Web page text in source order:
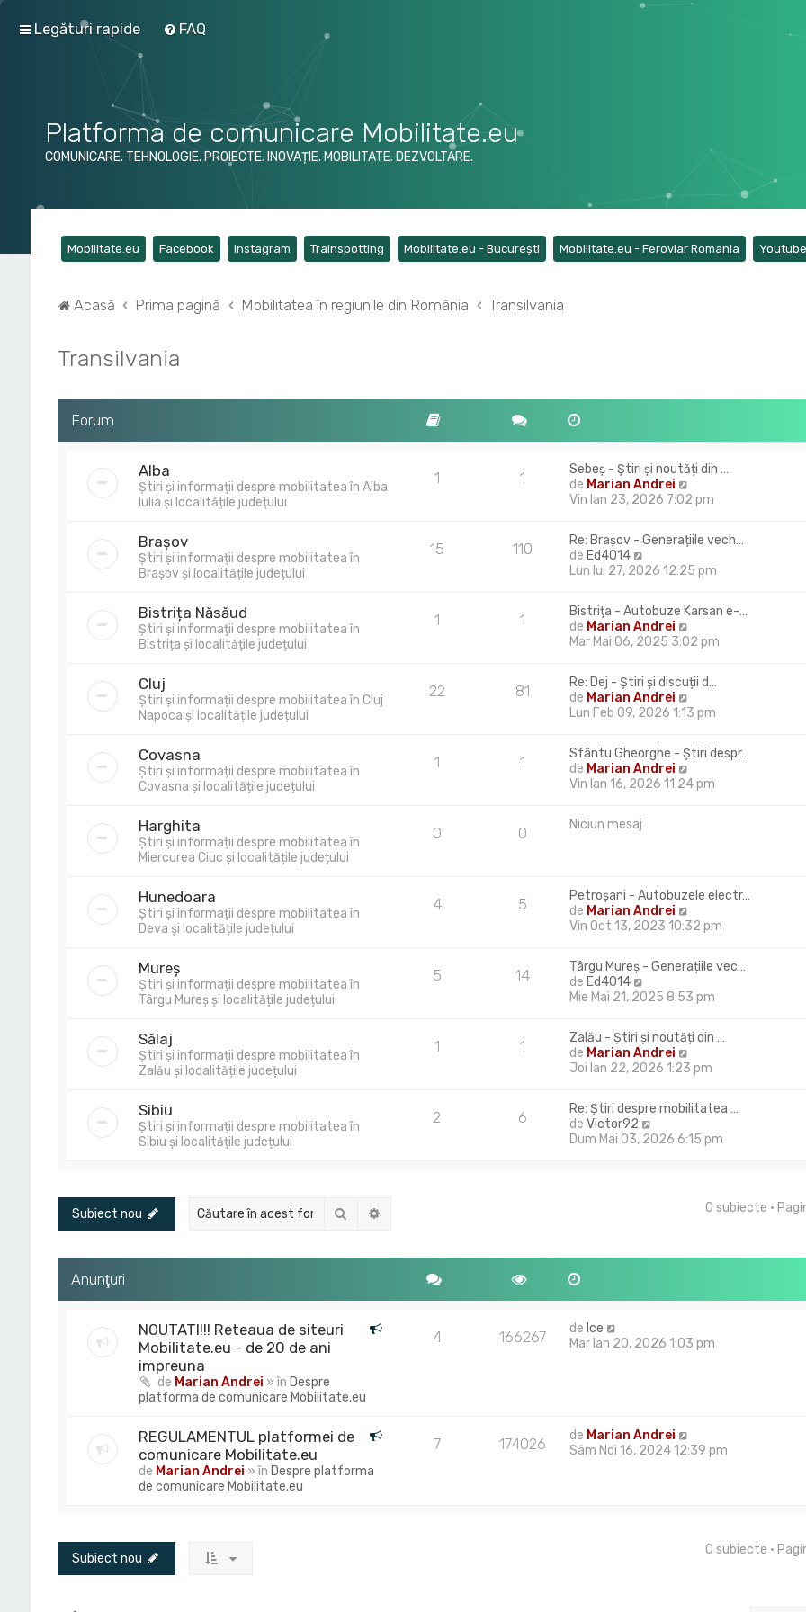
Legături rapide FAQ
Platforma de comunicare Mobilitate.eu
COMUNICARE. TEHNOLOGIE. PROIECTE. INOVAȚIE. MOBILITATE. DEZVOLTARE.
Mobilitate.eu(Opens a new tab)
Facebook(Opens a new tab)
Instagram(Opens a new tab)
Trainspotting(Opens a new tab)
Mobilitate.eu - București(Opens a new tab)
Mobilitate.eu - Feroviar Romania(Opens a
Youtube
Acasă Prima pagină Mobilitatea în regiunile din România Transilvania
Transilvania
Forum
Alba
Știri și informații despre mobilitatea în Alba
Iulia și localitățile județului
1 1
Sebeș - Știri și noutăți din …
de Marian Andrei
e
u
t
m
l
m
s
j
Vin Ian 23, 2026 7:02 pm
Brașov
Știri și informații despre mobilitatea în
Brașov și localitățile județului
15 110
Re: Brașov - Generațiile vech…
de Ed4014
e
u
l
t
m
u
l
s
a
j
Lun Iul 27, 2026 12:25 pm
Bistrița Năsăud
Știri și informații despre mobilitatea în
Bistrița și localitățile județului
1 1
Bistrița - Autobuze Karsan e-…
de Marian Andrei
e
u
t
m
l
m
Mar Mai 06, 2025 3:02 pm
Cluj
Știri și informații despre mobilitatea în Cluj
Napoca și localitățile județului
22 81
Re: Dej - Știri și discuții d…
de Marian Andrei
e
u
t
s
j
Lun Feb 09, 2026 1:13 pm
Covasna
Știri și informații despre mobilitatea în
Covasna și localitățile județului
1 1
Sfântu Gheorghe - Știri despr…
de Marian Andrei
e
m
l
s
j
Vin Ian 16, 2026 11:24 pm
Harghita
Știri și informații despre mobilitatea în
Miercurea Ciuc și localitățile județului
0 0 Niciun mesaj
Hunedoara
Știri și informații despre mobilitatea în
Deva și localitățile județului
4 5
Petroșani - Autobuzele electr…
de Marian Andrei
e
u
t
m
u
l
m
s
j
Vin Oct 13, 2023 10:32 pm
Mureș
Știri și informații despre mobilitatea în
Târgu Mureș și localitățile județului
5 14
Târgu Mureş - Generațiile vec…
de Ed4014
e
u
l
t
m
u
l
Mie Mai 21, 2025 8:53 pm
Sălaj
Știri și informații despre mobilitatea în
Zalău și localitățile județului
1 1
Zalău - Știri și noutăți din …
de Marian Andrei
e
u
t
Joi Ian 22, 2026 1:23 pm
Sibiu
Știri și informații despre mobilitatea în
Sibiu și localitățile județului
2 6
Re: Știri despre mobilitatea …
deVictor92
e
u
a
j
Dum Mai 03, 2026 6:15 pm
Subiect nou Căutare 0 subiecte •
Anunţuri
NOUTATI!!! Reteaua de siteuri
Mobilitate.eu - de 20 de ani
impreuna
de Marian Andrei » în Despre
platforma de comunicare Mobilitate.eu
4 166267 de Ice
Mar Ian 20, 2026 1:03 pm
REGULAMENTUL platformei de
comunicare Mobilitate.eu
de Marian Andrei » în Despre platforma
de comunicare Mobilitate.eu
7 174026 de Marian Andrei
Sâm Noi 16, 2024 12:39 pm
Subiect nou
0 subiecte •